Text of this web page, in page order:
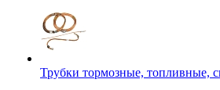
Трубки тормозные, топливные,